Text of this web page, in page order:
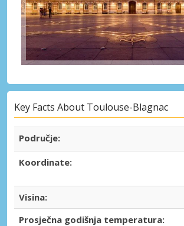
Key Facts About Toulouse-Blagnac
Područje:
Koordinate:
Visina:
Prosječna godišnja temperatura: